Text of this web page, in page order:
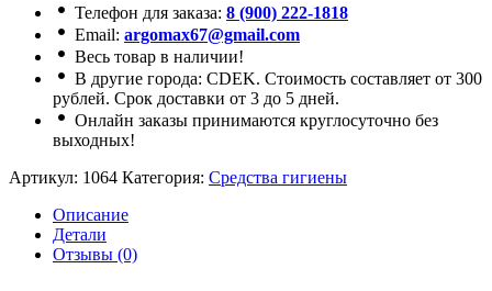
Телефон для заказа: 8 (900) 222-1818
Email: argomax67@gmail.com
Весь товар в наличии!
В другие города: CDEK. Стоимость составляет от 300
рублей. Срок доставки от 3 до 5 дней.
Онлайн заказы принимаются круглосуточно без
выходных!
Артикул: 1064 Категория: Средства гигиены
Описание
Детали
Отзывы (0)